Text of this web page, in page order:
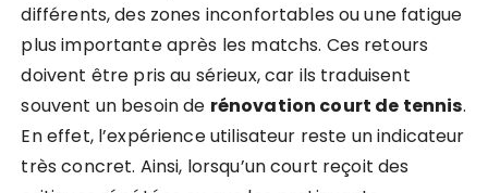
différents, des zones inconfortables ou une fatigue
plus importante après les matchs. Ces retours
doivent être pris au sérieux, car ils traduisent
souvent un besoin de rénovation court de tennis.
En effet, l’expérience utilisateur reste un indicateur
très concret. Ainsi, lorsqu’un court reçoit des